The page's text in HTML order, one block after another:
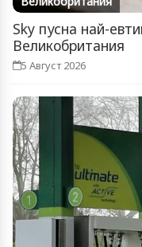
Sky пусна най-
Великобритания
5 Август 2026